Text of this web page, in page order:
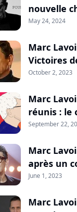
nouvelle
May 24, 2024
Marc
Victoires
October 2, 2023
Marc
réunis : le
September 22,
Marc
après un
June 1, 2023
Marc